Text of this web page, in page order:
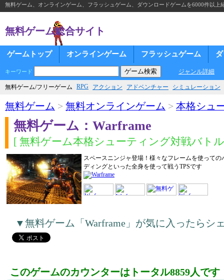
無料ゲーム、オンラインゲーム、フラッシュゲーム、ダウンロードゲームを6000件以上
無料ゲーム総合サイト
ゲームトップ オンラインゲーム フラッシュゲーム
キーワード ジャンル詳細
無料ゲーム/フリーゲーム RPG アクション アドベンチャー シミュレーション
無料ゲーム > 無料オンラインゲーム > 本格シュ
無料ゲーム：Warframe
[ 無料ゲーム本格シューティング対戦バト
スペースニンジャ登場！様々なフレームを使って
ディングといった全身を使って戦うTPSです
▼無料ゲーム「Warframe」が気に入ったらシ
このゲームのカウンターはトータル8859人です